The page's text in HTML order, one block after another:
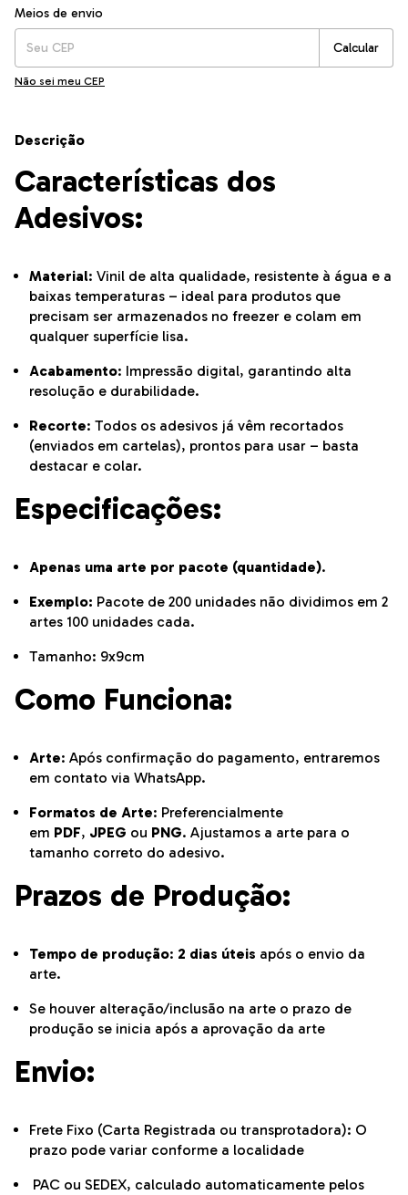
Entregas para o CEP:
Meios de envio
Calcular
Não sei meu CEP
Descrição
Características dos
Adesivos:
Material: Vinil de alta qualidade, resistente à água e a
baixas temperaturas – ideal para produtos que
precisam ser armazenados no freezer e colam em
qualquer superfície lisa.
Acabamento: Impressão digital, garantindo alta
resolução e durabilidade.
Recorte: Todos os adesivos já vêm recortados
(enviados em cartelas), prontos para usar – basta
destacar e colar.
Especificações:
Apenas uma arte por pacote (quantidade).
Exemplo: Pacote de 200 unidades não dividimos em 2
artes 100 unidades cada.
Tamanho: 9x9cm
Como Funciona:
Arte: Após confirmação do pagamento, entraremos
em contato via WhatsApp.
Formatos de Arte: Preferencialmente
em PDF, JPEG ou PNG. Ajustamos a arte para o
tamanho correto do adesivo.
Prazos de Produção:
Tempo de produção: 2 dias úteis após o envio da
arte.
Se houver alteração/inclusão na arte o prazo de
produção se inicia após a aprovação da arte
Envio:
Frete Fixo (Carta Registrada ou transprotadora): O
prazo pode variar conforme a localidade
PAC ou SEDEX, calculado automaticamente pelos